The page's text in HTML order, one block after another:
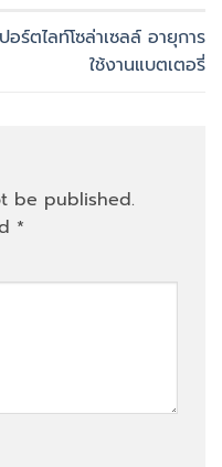
อร์ตไลท์โซล่าเซลล์ อายุการ
ใช้งานแบตเตอรี่
be published.
*